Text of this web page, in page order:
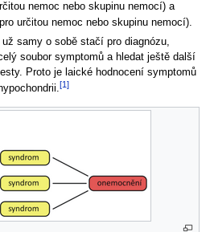
nemoc nebo skupinu nemocí) a
určitou nemoc nebo skupinu nemocí).
samy o sobě stačí pro diagnózu,
soubor symptomů a hledat ještě další
Proto je laické hodnocení symptomů
[1]